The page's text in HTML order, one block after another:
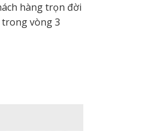
hàng trọn đời
trong vòng 3